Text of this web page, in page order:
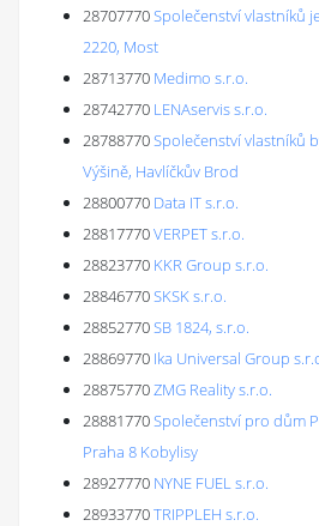
28707770Společenství vlastníků
2220, Most
28713770 Medimo s.r.o.
28742770 LENAservis s.r.o.
28788770Společenství vlastníků
Výšině, Havlíčkův Brod
28800770 Data IT s.r.o.
28817770VERPET s.r.o.
28823770 KKR Group s.r.o.
28846770SKSK s.r.o.
28852770SB 1824, s.r.o.
28869770 Ika Universal Group
28875770ZMG Reality s.r.o.
28881770Společenství pro dům
Praha 8 Kobylisy
28927770 NYNE FUEL s.r.o.
28933770TRIPPLEH s.r.o.